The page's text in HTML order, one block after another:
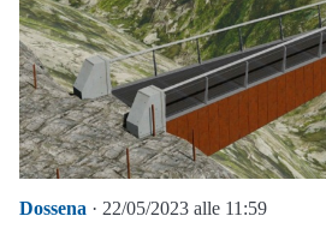
Dossena · 22/05/2023 alle 11:59